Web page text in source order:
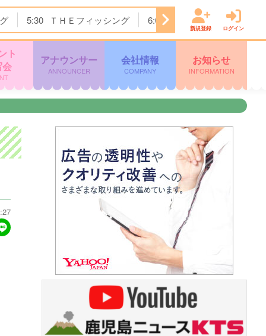
5:30 ＴＨＥフィッシング 6:00 めざましどようび
新規登録 ログイン
ト
アナウンサー
ANNOUNCER
会社情報
COMPANY
お知らせ
INFORMATION